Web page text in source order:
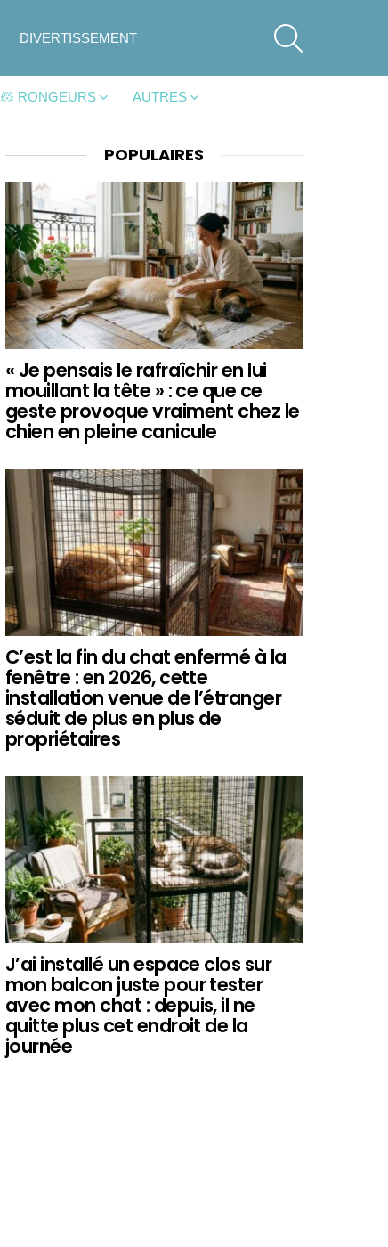
DIVERTISSEMENT
🐹 RONGEURS AUTRES
POPULAIRES
« Je pensais le rafraîchir en lui
mouillant la tête » : ce que ce
geste provoque vraiment chez le
chien en pleine canicule
C’est la fin du chat enfermé à la
fenêtre : en 2026, cette
installation venue de l’étranger
séduit de plus en plus de
propriétaires
J’ai installé un espace clos sur
mon balcon juste pour tester
avec mon chat : depuis, il ne
quitte plus cet endroit de la
journée